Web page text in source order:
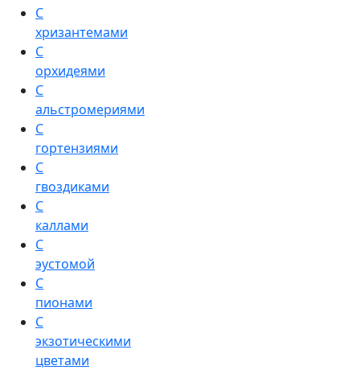
С
хризантемами
С
орхидеями
С
альстромериями
С
гортензиями
С
гвоздиками
С
каллами
С
эустомой
С
пионами
С
экзотическими
цветами